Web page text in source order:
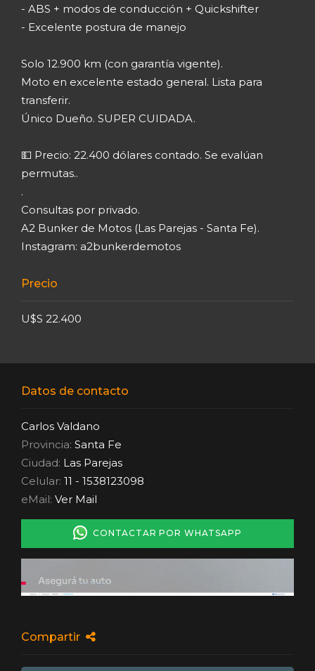
- ABS + modos de conducción + Quickshifter
- Excelente postura de manejo
Solo 12.900 km (con garantía vigente).
Moto en excelente estado general. Lista para
transferir.
Único Dueño. SUPER CUIDADA.
💵 Precio: 22.400 dólares contado. Se evalúan
permutas..
.
Consultas por privado.
A2 Bunker de Motos (Las Parejas - Santa Fe).
Instagram: a2bunkerdemotos
Precio
U$S 22.400
Datos de contacto
Carlos Valdano
Provincia: Santa Fe
Ciudad: Las Parejas
Celular: 11 - 1538123098
eMail: Ver Mail
CONTACTAR POR WHATSAPP
Compartir